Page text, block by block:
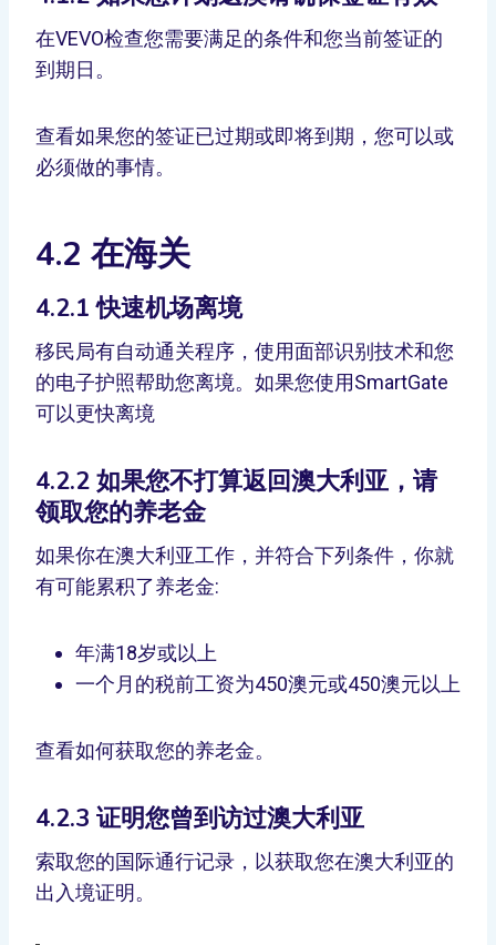
在VEVO检查您需要满足的条件和您当前签证的
到期日。
查看如果您的签证已过期或即将到期，您可以或
必须做的事情。
4.2 在海关
4.2.1 快速机场离境
移民局有自动通关程序，使用面部识别技术和您
的电子护照帮助您离境。如果您使用SmartGate
可以更快离境
4.2.2 如果您不打算返回澳大利亚，请
领取您的养老金
如果你在澳大利亚工作，并符合下列条件，你就
有可能累积了养老金:
年满18岁或以上
一个月的税前工资为450澳元或450澳元以上
查看如何获取您的养老金。
4.2.3 证明您曾到访过澳大利亚
索取您的国际通行记录，以获取您在澳大利亚的
出入境证明。